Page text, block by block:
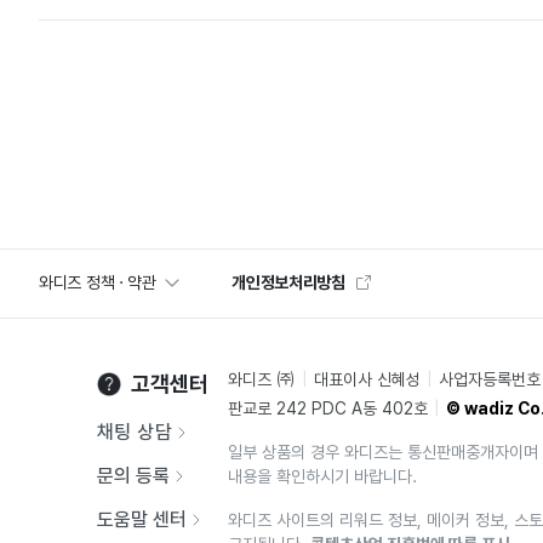
와디즈 정책 · 약관 개인정보처리방침
고객센터
채팅 상담
문의 등록
도움말 센터
와디즈 ㈜ 대표이사 신혜성
사업자등록
판교로 242 PDC A동 402호
© wadiz
일부 상품의 경우 와디즈는 통신판매중개자이
내용을 확인하시기 바랍니다.
와디즈 사이트의 리워드 정보, 메이커 정보, 스